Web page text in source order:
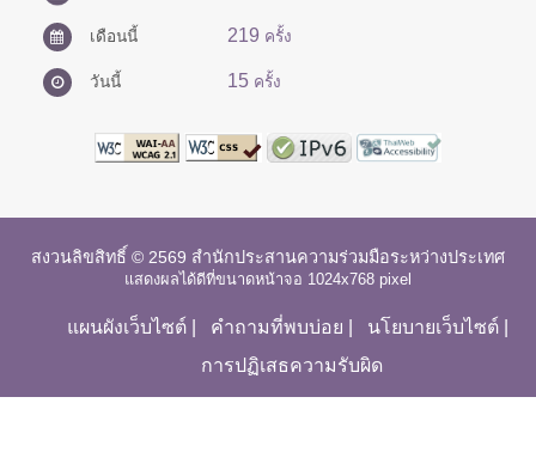
เดือนนี้ 219 ครั้ง
วันนี้ 15 ครั้ง
สงวนลิขสิทธิ์ © 2569 สำนักประสานความร่วมมือระหว่างประเทศ
แสดงผลได้ดีที่ขนาดหน้าจอ 1024x768 pixel
แผนผังเว็บไซต์| คำถามที่พบบ่อย นโยบายเว็บไซต์|
การปฏิเสธความรับผิด